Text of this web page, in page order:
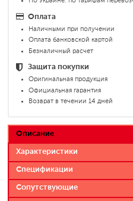
Оплата
Наличными при получении
Оплата банковской картой
Безналичный расчет
Защита покупки
Оригинальная продукция
Официальная гарантия
Возврат в течении 14 дней
Описание
Характеристики
Спецификации
Сопутствующие